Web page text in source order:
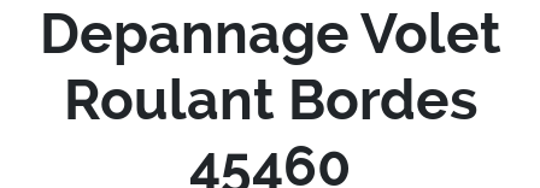
Depannage Volet
Roulant Bordes
45460